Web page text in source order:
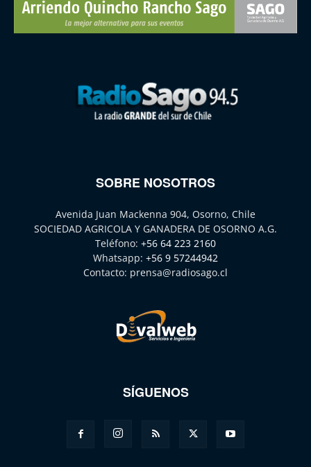
SOBRE NOSOTROS
Avenida Juan Mackenna 904, Osorno, Chile
SOCIEDAD AGRICOLA Y GANADERA DE OSORNO A.G.
Teléfono: +56 64 223 2160
Whatsapp: +56 9 57244942
Contacto: prensa@radiosago.cl
SÍGUENOS